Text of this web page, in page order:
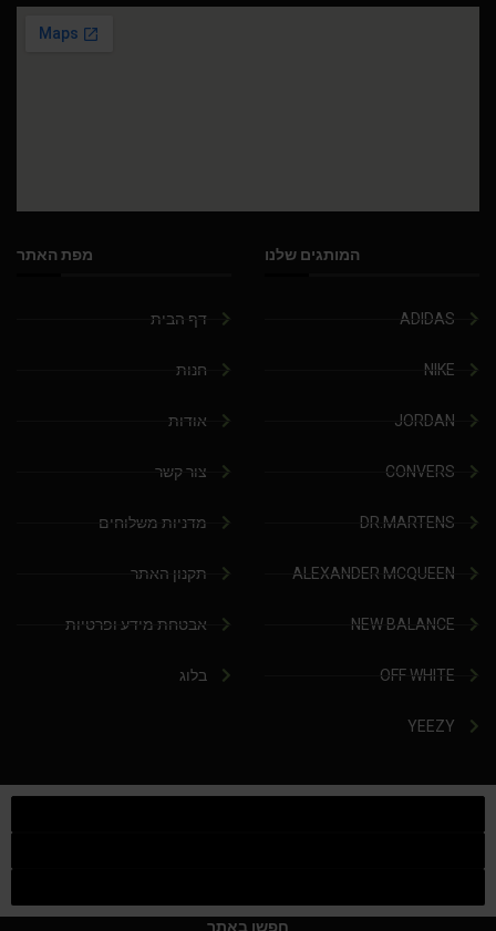
המותגים שלנו
ADIDAS
NIKE
JORDAN
CONVERS
DR.MARTENS
ALEXANDER MCQUEEN
NEW BALANCE
OFF WHITE
YEEZY
מפת האתר
דף הבית
חנות
אודות
צור קשר
מדניות משלוחים
תקנון האתר
אבטחת מידע ופרטיות
בלוג